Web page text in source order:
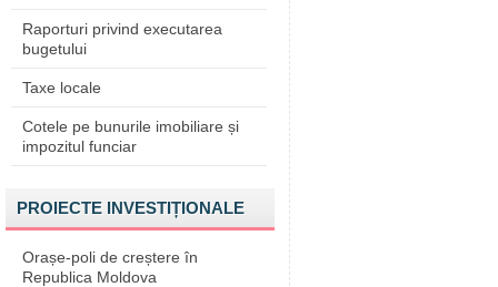
Raporturi privind executarea
bugetului
Taxe locale
Cotele pe bunurile imobiliare și
impozitul funciar
PROIECTE INVESTIȚIONALE
Orașe-poli de creștere în
Republica Moldova